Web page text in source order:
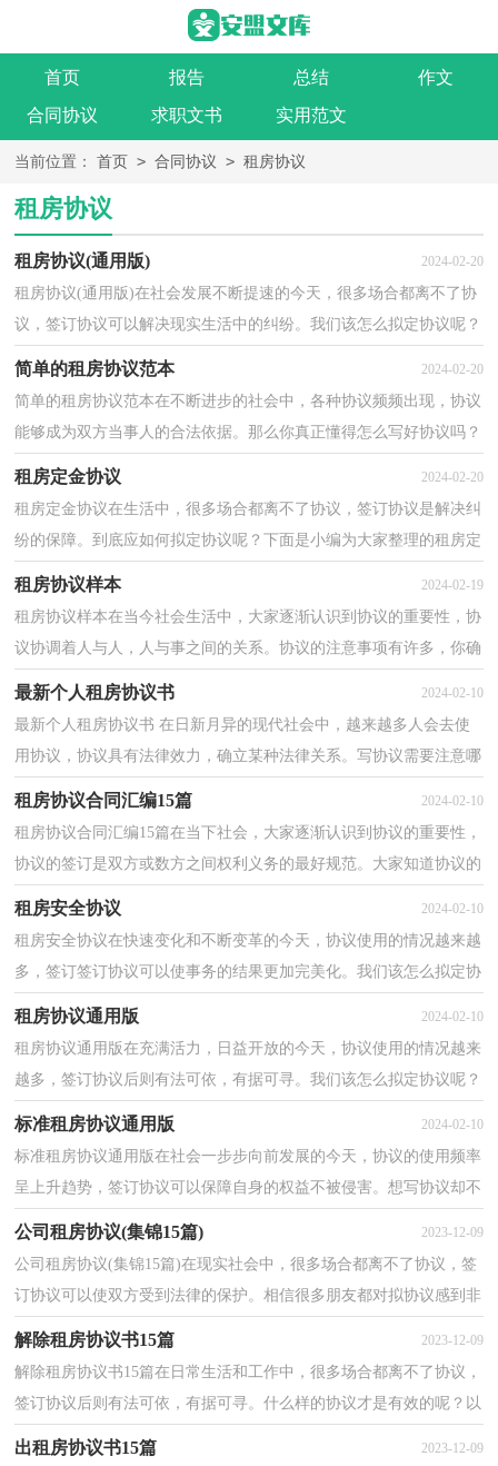
首页 报告 总结
作文
合同协议
求职文书 实用范文
当前位置： 首页 > 合同协议 > 租房协议
租房协议
租房协议(通用版) 2024-02-20
租房协议(通用版)在社会发展不断提速的今天，很多场合都离不了协
议，签订协议可以解决现实生活中的纠纷。我们该怎么拟定协议呢？
以下是小编精心整理的租房协议(通用版)，供大家参考...
简单的租房协议范本 2024-02-20
简单的租房协议范本在不断进步的社会中，各种协议频频出现，协议
能够成为双方当事人的合法依据。那么你真正懂得怎么写好协议吗？
下面是小编为大家收集的简单的租房协议范本，欢迎大...
租房定金协议 2024-02-20
租房定金协议在生活中，很多场合都离不了协议，签订协议是解决纠
纷的保障。到底应如何拟定协议呢？下面是小编为大家整理的租房定
金协议，欢迎阅读，希望大家能够喜欢。租房定金协议1...
租房协议样本 2024-02-19
租房协议样本在当今社会生活中，大家逐渐认识到协议的重要性，协
议协调着人与人，人与事之间的关系。协议的注意事项有许多，你确
定会写吗？以下是小编精心整理的租房协议样本，欢迎阅读...
最新个人租房协议书 2024-02-10
最新个人租房协议书 在日新月异的现代社会中，越来越多人会去使
用协议，协议具有法律效力，确立某种法律关系。写协议需要注意哪
些问题呢？以下是小编精心整理的 最新个人租房协议...
租房协议合同汇编15篇 2024-02-10
租房协议合同汇编15篇在当下社会，大家逐渐认识到协议的重要性，
协议的签订是双方或数方之间权利义务的最好规范。大家知道协议的
格式吗？下面是小编为大家收集的租房协议合同，希望...
租房安全协议 2024-02-10
租房安全协议在快速变化和不断变革的今天，协议使用的情况越来越
多，签订签订协议可以使事务的结果更加完美化。我们该怎么拟定协
议呢？以下是小编整理的租房安全协议，欢迎阅读，希望...
租房协议通用版 2024-02-10
租房协议通用版在充满活力，日益开放的今天，协议使用的情况越来
越多，签订协议后则有法可依，有据可寻。我们该怎么拟定协议呢？
下面是小编整理的租房协议通用版，欢迎阅读与收藏。租房...
标准租房协议通用版 2024-02-10
标准租房协议通用版在社会一步步向前发展的今天，协议的使用频率
呈上升趋势，签订协议可以保障自身的权益不被侵害。想写协议却不
知道该请教谁？下面是小编整理的标准租房协议通用...
公司租房协议(集锦15篇) 2023-12-09
公司租房协议(集锦15篇)在现实社会中，很多场合都离不了协议，签
订协议可以使双方受到法律的保护。相信很多朋友都对拟协议感到非
常苦恼吧，以下是小编整理的公司租房协议，欢迎大家...
解除租房协议书15篇 2023-12-09
解除租房协议书15篇在日常生活和工作中，很多场合都离不了协议，
签订协议后则有法可依，有据可寻。什么样的协议才是有效的呢？以
下是小编帮大家整理的解除租房协议书，欢迎阅读，希望大...
出租房协议书15篇 2023-12-09